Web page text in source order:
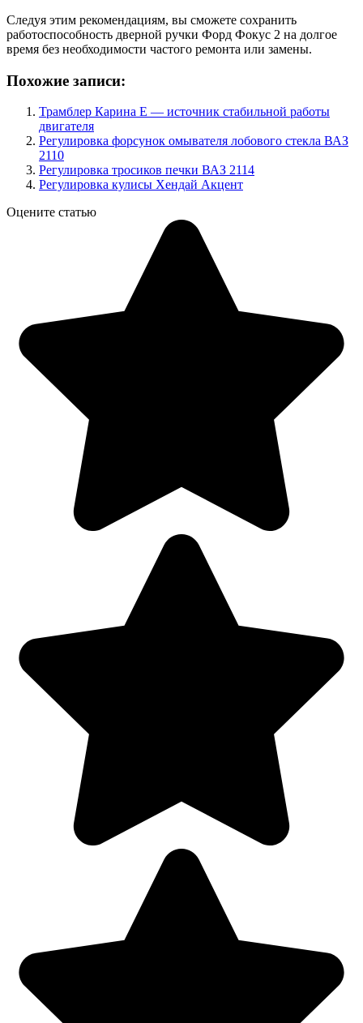
Следуя этим рекомендациям, вы сможете сохранить
работоспособность дверной ручки Форд Фокус 2 на долгое
время без необходимости частого ремонта или замены.
Похожие записи:
Трамблер Карина Е — источник стабильной работы
двигателя
Регулировка форсунок омывателя лобового стекла ВАЗ
2110
Регулировка тросиков печки ВАЗ 2114
Регулировка кулисы Хендай Акцент
Оцените статью